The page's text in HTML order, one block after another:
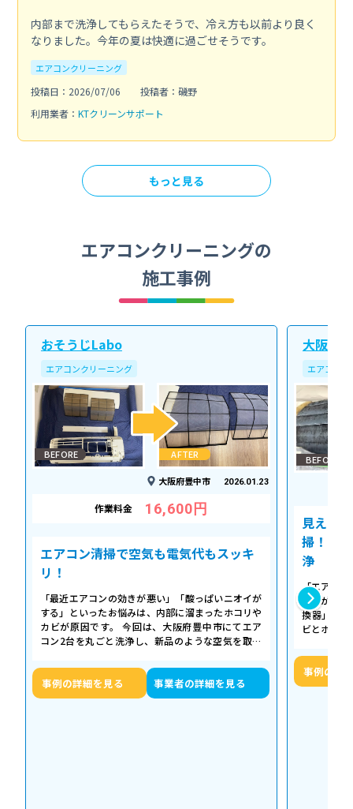
内部まで洗浄してもらえたそうで、冷え方も以前より良く
なりました。今年の夏は快適に過ごせそうです。
エアコンクリーニング
投稿日：2026/07/06
投稿者：磯野
利用業者： KTクリーンサポート
もっと見る
エアコンクリーニングの
施工事例
おそうじLabo
エアコンクリーニング
BEFORE AFTER
大阪府豊中市 2026.01.23
作業料金 16,600円
エアコン清掃で空気も電気代もスッキ
リ！
「最近エアコンの効きが悪い」「酸っぱいニオイが
する」といったお悩みは、内部に溜まったホコリや
カビが原因です。 今回は、大阪府豊中市にてエア
コン2台を丸ごと洗浄し、新品のような空気を取り
事例の詳細を見る 事業者の詳細を見る
大阪北
エアコン
BEFORE
見えな
掃！空
浄
「エアコ
た気がす
換器」の
ビとホコ
事例の詳